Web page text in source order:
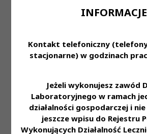
INFORMACJE
Kontakt telefoniczny
stacjonarne) w godzinach
Jeżeli wykonujesz zawód
Laboratoryjnego w ramach
działalności gospodarczej i
jeszcze wpisu do Rejestru
Wykonujących Działalność
- Zaangażowanie, umiejętność
dokładność
Miejsce zatrudnienia:62-600
Wymagane wykształcenie:
Proponowane wynagrodzenie: